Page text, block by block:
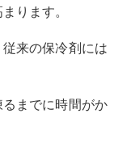
ります。
来の保冷剤には
までに時間がか